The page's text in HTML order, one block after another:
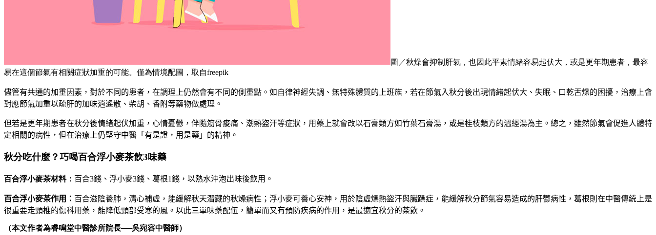
圖／秋燥會抑制肝氣，也因此平素情緒容易起伏大，或是更年期患者，最容
易在這個節氣有相關症狀加重的可能。僅為情境配圖，取自freepik
儘管有共通的加重因素，對於不同的患者，在調理上仍然會有不同的側重點。如自律神經失調、無特殊體質的上班族，若在節氣入秋分後出現情緒起伏大、失眠、口乾舌燥的困擾，治療上會
對應節氣加重以疏肝的加味逍遙散、柴胡、香附等藥物做處理。
但若是更年期患者在秋分後情緒起伏加重，心情憂鬱，伴隨筋骨痠痛、潮熱盜汗等症狀，用藥上就會改以石膏類方如竹葉石膏湯，或是桂枝類方的溫經湯為主。總之，雖然節氣會促進人體特
定相關的病性，但在治療上仍堅守中醫「有是證，用是藥」的精神。
秋分吃什麼？巧喝百合浮小麥茶飲3味藥
百合浮小麥茶材料： 百合3錢、浮小麥3錢、葛根1錢，以熱水沖泡出味後飲用。
百合浮小麥茶作用： 百合滋陰養肺，清心補虛，能緩解秋天潛藏的秋燥病性；浮小麥可養心安神，用於陰虛燥熱盜汗與臟躁症，能緩解秋分節氣容易造成的肝鬱病性，葛根則在中醫傳統上是
很重要走頸椎的傷科用藥，能降低頸部受寒的風。 以此三單味藥配伍，簡單而又有預防疾病的作用，是最適宜秋分的茶飲。
（本文作者為睿鳴堂中醫診所院長──吳宛容中醫師）